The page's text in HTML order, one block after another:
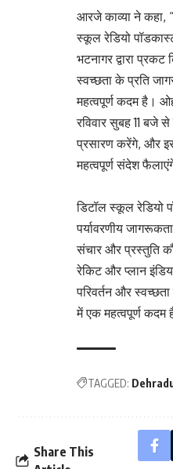
आरजे काव्या ने कहा,
स्कूल रेडियो
भटनागर द्वारा
स्वच्छता के प्रति
महत्वपूर्ण कदम है।
रविवार सुबह 11 बजे
प्रसारण करेंगे, और
महत्वपूर्ण संदेश
डिटॉल स्कूल रेडियो
पर्यावरणीय
संचार और प्रस्तुति
रेकिट और प्लान
परिवर्तन और
में एक महत्वपूर्ण कदम
TAGGED:
Share This